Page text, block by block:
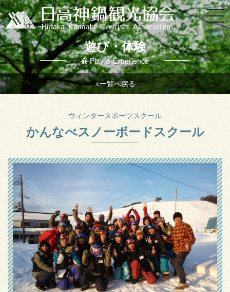
遊び・体験
Play & Experience
一覧へ戻る
ウィンタースポーツスクール
かんなべスノーボードスクール